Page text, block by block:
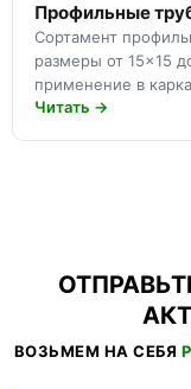
Профильные
Сортамент
размеры от 15×15
применение в
Читать →
ВОЗЬМЕМ НА СЕБЯ